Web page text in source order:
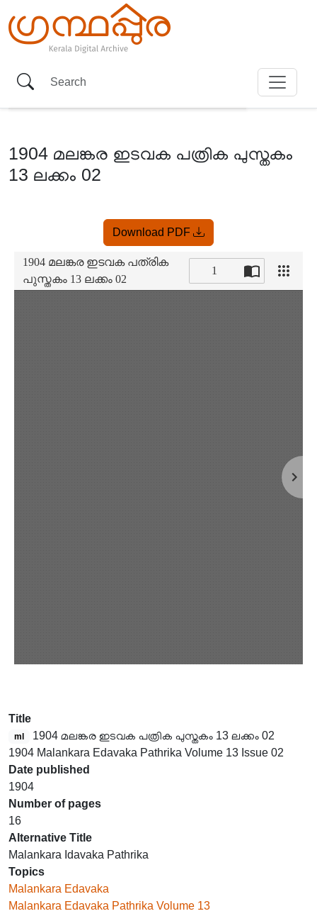
1904 മലങ്കര ഇടവക പത്രിക പുസ്തകം
13 ലക്കം 02
Download PDF
Title
ml
1904 മലങ്കര ഇടവക പത്രിക പുസ്തകം 13 ലക്കം 02
1904 Malankara Edavaka Pathrika Volume 13 Issue 02
Date published
1904
Number of pages
16
Alternative Title
Malankara Idavaka Pathrika
Topics
Malankara Edavaka
Malankara Edavaka Pathrika Volume 13